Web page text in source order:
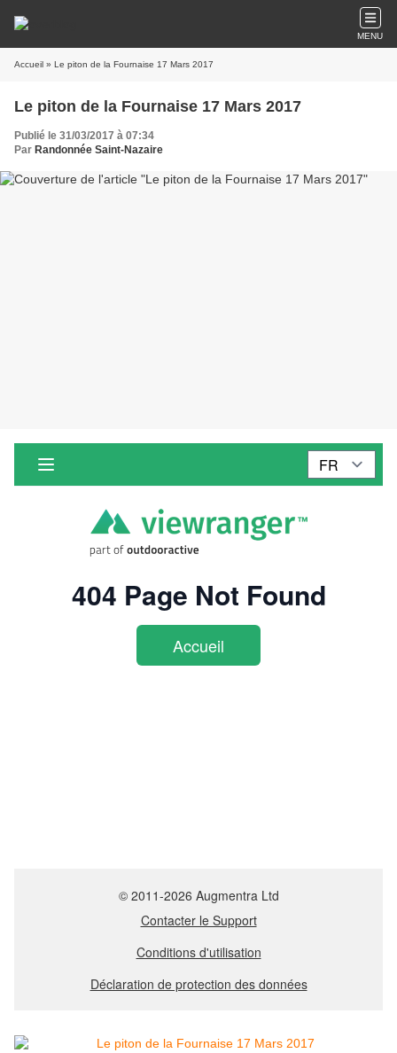
MENU
Accueil » Le piton de la Fournaise 17 Mars 2017
Le piton de la Fournaise 17 Mars 2017
Publié le 31/03/2017 à 07:34
Par Randonnée Saint-Nazaire